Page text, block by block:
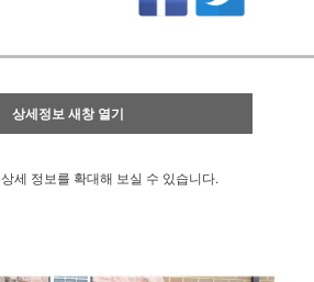
상세정보 새창 열기
상세 정보를 확대해 보실 수 있습니다.